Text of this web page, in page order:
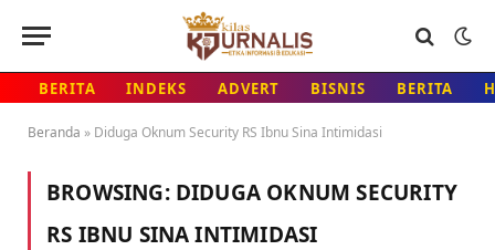
BERITA INDEKS ADVERT BISNIS BERITA
Beranda » Diduga Oknum Security RS Ibnu Sina Intimidasi
BROWSING: DIDUGA OKNUM SECURITY
RS IBNU SINA INTIMIDASI